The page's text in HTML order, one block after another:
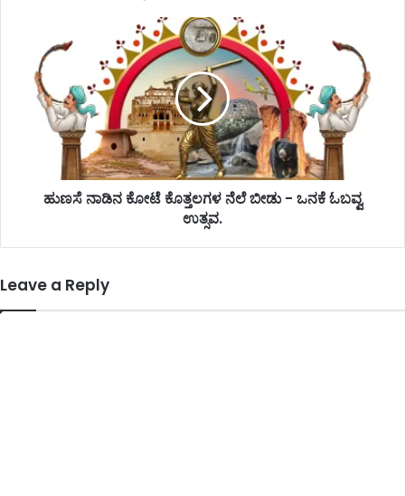
ಹುಣಸೆ ನಾಡಿನ ಕೋಟೆ ಕೊತ್ತಲಗಳ ನೆಲೆ ಬೀಡು - ಒನಕೆ ಓಬವ್ವ
ಉತ್ಸವ.
Leave a Reply